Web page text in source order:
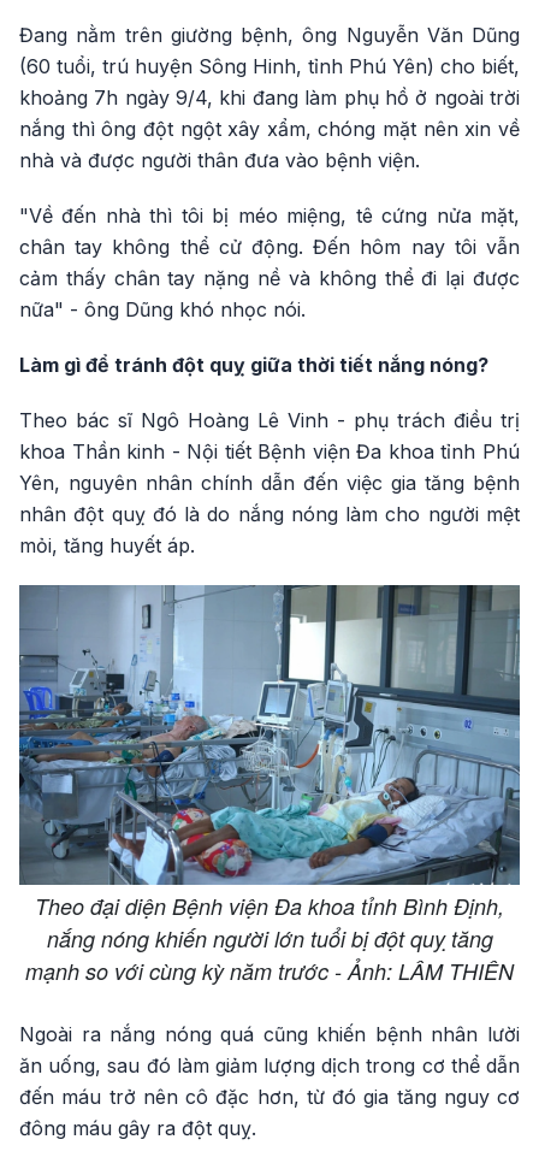
Đang nằm trên giường bệnh, ông Nguyễn Văn Dũng
(60 tuổi, trú huyện Sông Hinh, tỉnh Phú Yên) cho biết,
khoảng 7h ngày 9/4, khi đang làm phụ hồ ở ngoài trời
nắng thì ông đột ngột xây xẩm, chóng mặt nên xin về
nhà và được người thân đưa vào bệnh viện.
"Về đến nhà thì tôi bị méo miệng, tê cứng nửa mặt,
chân tay không thể cử động. Đến hôm nay tôi vẫn
cảm thấy chân tay nặng nề và không thể đi lại được
nữa" - ông Dũng khó nhọc nói.
Làm gì để tránh đột quỵ giữa thời tiết nắng nóng?
Theo bác sĩ Ngô Hoàng Lê Vinh - phụ trách điều trị
khoa Thần kinh - Nội tiết Bệnh viện Đa khoa tỉnh Phú
Yên, nguyên nhân chính dẫn đến việc gia tăng bệnh
nhân đột quỵ đó là do nắng nóng làm cho người mệt
mỏi, tăng huyết áp.
Theo đại diện Bệnh viện Đa khoa tỉnh Bình Định,
nắng nóng khiến người lớn tuổi bị đột quỵ tăng
mạnh so với cùng kỳ năm trước - Ảnh: LÂM THIÊN
Ngoài ra nắng nóng quá cũng khiến bệnh nhân lười
ăn uống, sau đó làm giảm lượng dịch trong cơ thể dẫn
đến máu trở nên cô đặc hơn, từ đó gia tăng nguy cơ
đông máu gây ra đột quỵ.